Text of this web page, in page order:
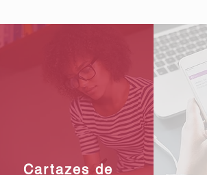
Cartazes de